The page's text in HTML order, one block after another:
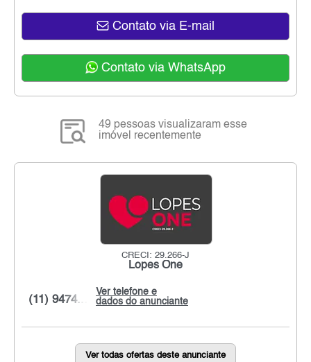
Contato via E-mail
Contato via WhatsApp
49 pessoas visualizaram esse
imóvel recentemente
CRECI: 29.266-J
Lopes One
Ver telefone e
dados do anunciante
(11) 9474...
Ver todas ofertas deste anunciante